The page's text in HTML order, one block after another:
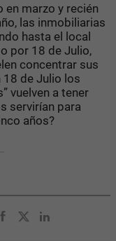
marzo y recién
las inmobiliarias
hasta el local
por 18 de Julio,
concentrar sus
de Julio los
vuelven a tener
servirían para
años?